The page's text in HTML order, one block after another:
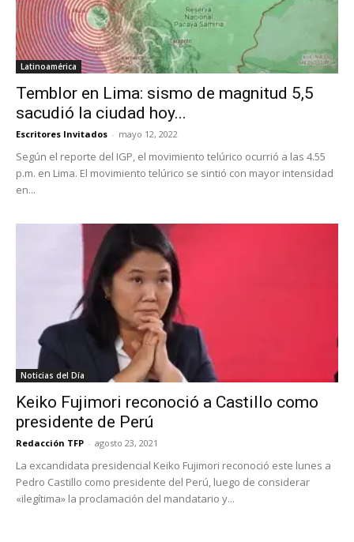
Latinoamérica
Temblor en Lima: sismo de magnitud 5,5
sacudió la ciudad hoy...
Escritores Invitados - mayo 12, 2022
Según el reporte del IGP, el movimiento telúrico ocurrió a las 4.55
p.m. en Lima. El movimiento telúrico se sintió con mayor intensidad
en...
Noticias del Día
Keiko Fujimori reconoció a Castillo como
presidente de Perú
Redacción TFP - agosto 23, 2021
La excandidata presidencial Keiko Fujimori reconoció este lunes a
Pedro Castillo como presidente del Perú, luego de considerar
«ilegítima» la proclamación del mandatario y...